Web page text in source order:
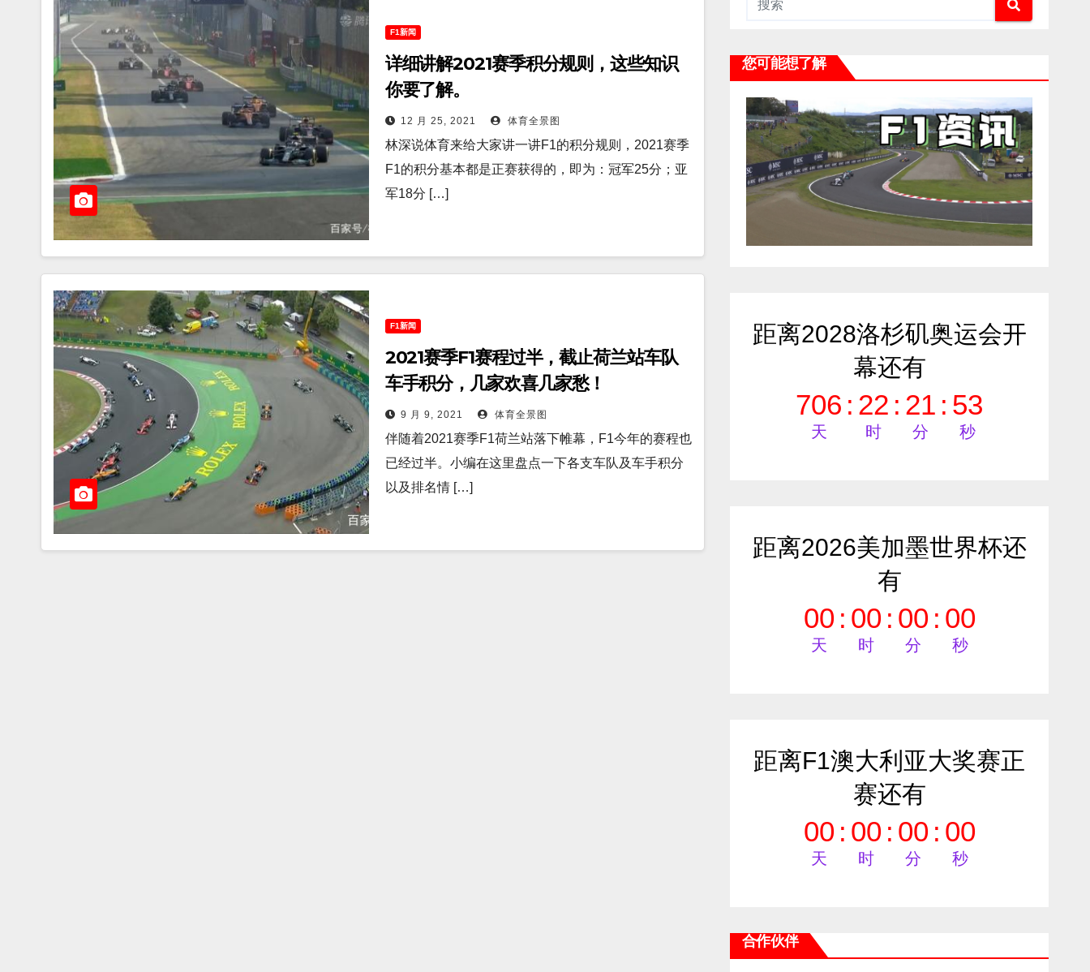
F1新闻
详细讲解2021赛季积分规则，这些知识
你要了解。
12 月 25, 2021 体育全景图
林深说体育来给大家讲一讲F1的积分规则，2021赛季
F1的积分基本都是正赛获得的，即为：冠军25分；亚
军18分 […]
F1新闻
2021赛季F1赛程过半，截止荷兰站车队
车手积分，几家欢喜几家愁！
9 月 9, 2021 体育全景图
伴随着2021赛季F1荷兰站落下帷幕，F1今年的赛程也
已经过半。小编在这里盘点一下各支车队及车手积分
以及排名情 […]
您可能想了解
距离2028洛杉矶奥运会开
幕还有
706
天
: 22
时
: 21
分
: 51
秒
距离2026美加墨世界杯还
有
00
天
: 00
时
: 00
分
: 00
秒
距离F1澳大利亚大奖赛正
赛还有
00
天
: 00
时
: 00
分
: 00
秒
合作伙伴